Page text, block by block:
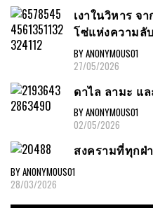
เงาในวิหาร จ
โซ่แห่งความลั
BY ANONYMOUS01
27/05/2026
ดาไล ลามะ แ
BY ANONYMOUS01
02/05/2026
สงครามที่ทุกฝ่
BY ANONYMOUS01
28/03/2026